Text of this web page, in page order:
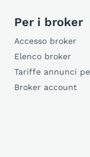
Per i broker
Accesso broker
Elenco broker
Tariffe annunci
Broker account